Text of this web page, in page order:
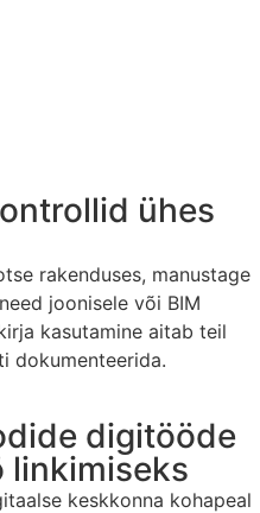
ühes
rakenduses, manustage
joonisele või BIM
kasutamine aitab teil
dokumenteerida.
digitööde
linkimiseks
keskkonna kohapeal